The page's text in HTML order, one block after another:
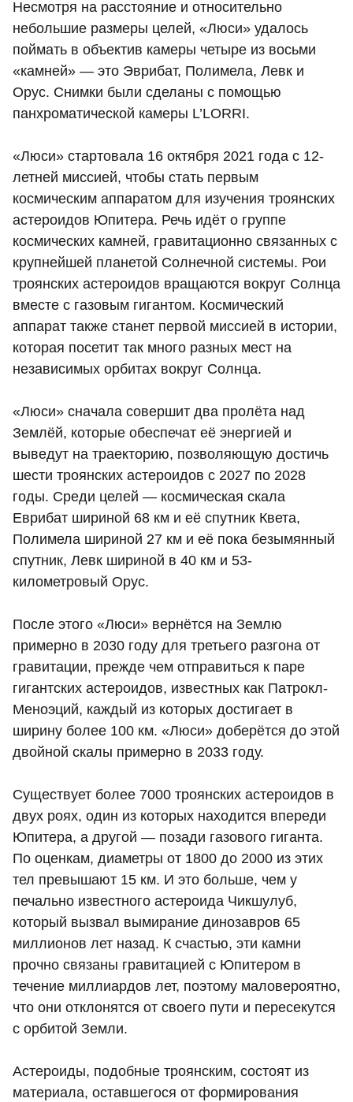
Несмотря на расстояние и относительно
небольшие размеры целей, «Люси» удалось
поймать в объектив камеры четыре из восьми
«камней» — это Эврибат, Полимела, Левк и
Орус. Снимки были сделаны с помощью
панхроматической камеры L’LORRI.
«Люси» стартовала 16 октября 2021 года с 12-
летней миссией, чтобы стать первым
космическим аппаратом для изучения троянских
астероидов Юпитера. Речь идёт о группе
космических камней, гравитационно связанных с
крупнейшей планетой Солнечной системы. Рои
троянских астероидов вращаются вокруг Солнца
вместе с газовым гигантом. Космический
аппарат также станет первой миссией в истории,
которая посетит так много разных мест на
независимых орбитах вокруг Солнца.
«Люси» сначала совершит два пролёта над
Землёй, которые обеспечат её энергией и
выведут на траекторию, позволяющую достичь
шести троянских астероидов с 2027 по 2028
годы. Среди целей — космическая скала
Еврибат шириной 68 км и её спутник Квета,
Полимела шириной 27 км и её пока безымянный
спутник, Левк шириной в 40 км и 53-
километровый Орус.
После этого «Люси» вернётся на Землю
примерно в 2030 году для третьего разгона от
гравитации, прежде чем отправиться к паре
гигантских астероидов, известных как Патрокл-
Меноэций, каждый из которых достигает в
ширину более 100 км. «Люси» доберётся до этой
двойной скалы примерно в 2033 году.
Существует более 7000 троянских астероидов в
двух роях, один из которых находится впереди
Юпитера, а другой — позади газового гиганта.
По оценкам, диаметры от 1800 до 2000 из этих
тел превышают 15 км. И это больше, чем у
печально известного астероида Чикшулуб,
который вызвал вымирание динозавров 65
миллионов лет назад. К счастью, эти камни
прочно связаны гравитацией с Юпитером в
течение миллиардов лет, поэтому маловероятно,
что они отклонятся от своего пути и пересекутся
с орбитой Земли.
Астероиды, подобные троянским, состоят из
материала, оставшегося от формирования